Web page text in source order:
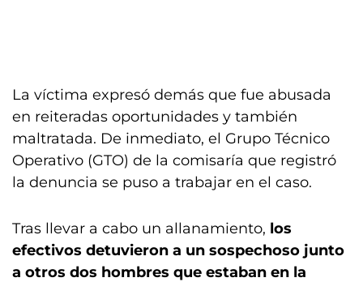
La víctima expresó demás que fue abusada
en reiteradas oportunidades y también
maltratada. De inmediato, el Grupo Técnico
Operativo (GTO) de la comisaría que registró
la denuncia se puso a trabajar en el caso.
Tras llevar a cabo un allanamiento, los
efectivos detuvieron a un sospechoso junto
a otros dos hombres que estaban en la